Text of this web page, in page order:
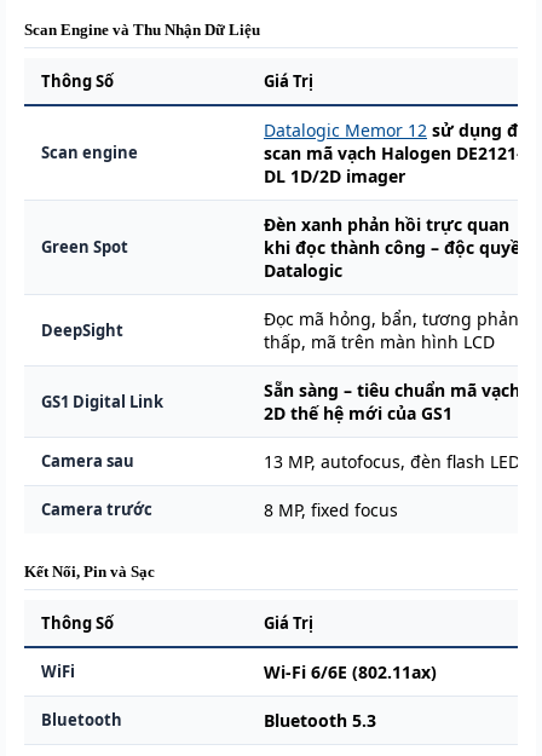
Scan Engine và Thu Nhận Dữ Liệu
Thông Số Giá Trị
Scan engine
Datalogic Memor 12 sử dụng đầu
scan mã vạch Halogen DE2121-
DL 1D/2D imager
Green Spot
Đèn xanh phản hồi trực quan
khi đọc thành công – độc quyền
Datalogic
DeepSight
Đọc mã hỏng, bẩn, tương phản
thấp, mã trên màn hình LCD
GS1 Digital Link
Sẵn sàng – tiêu chuẩn mã vạch
2D thế hệ mới của GS1
Camera sau 13 MP, autofocus, đèn flash LED
Camera trước 8 MP, fixed focus
Kết Nối, Pin và Sạc
Thông Số Giá Trị
WiFi Wi-Fi 6/6E (802.11ax)
Bluetooth Bluetooth 5.3